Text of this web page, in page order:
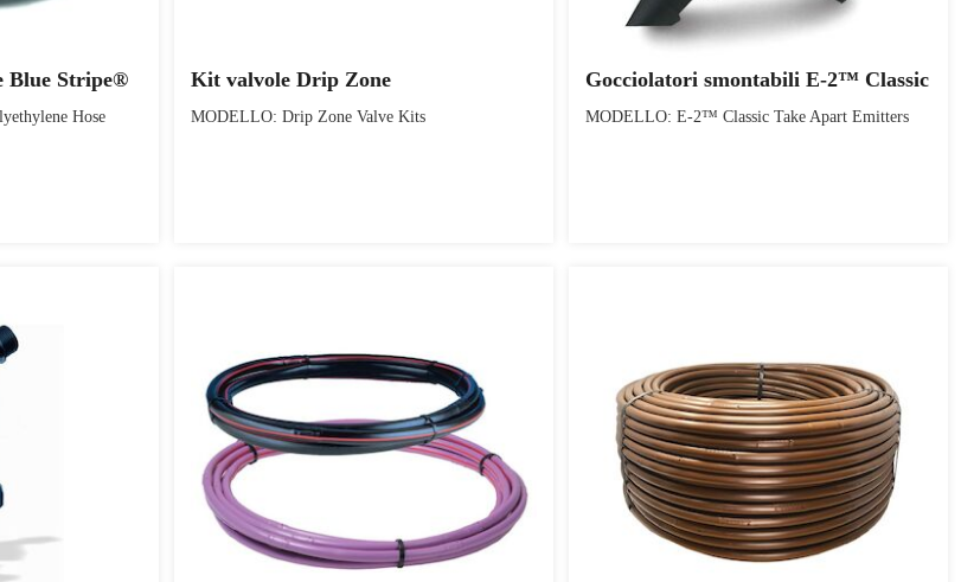
Blue Stripe®
Hose
Kit valvole Drip Zone
MODELLO: Drip Zone Valve Kits
Gocciolatori smontabili E-2™ Classic
MODELLO: E-2™ Classic Take Apart Emitters